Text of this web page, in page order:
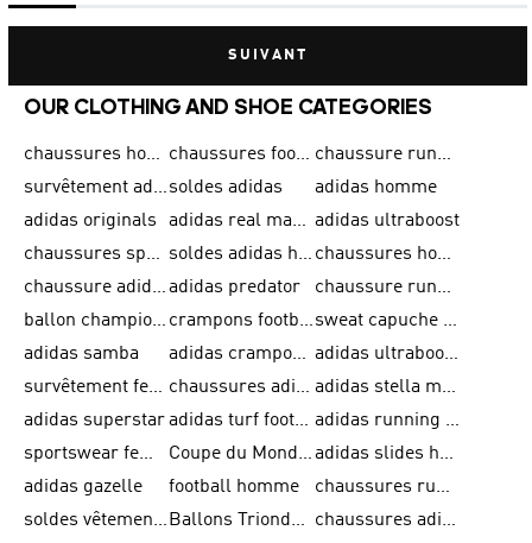
SUIVANT
OUR CLOTHING AND SHOE CATEGORIES
chaussures homme adidas original chaussures football adidas
chaussure running homme
survêtement adidas hommesoldes adidas
adidas homme
adidas originals
adidas real madrid adidas ultraboost
chaussures sport adidas
soldes adidas homme
chaussures homme adidas
chaussure adidas original adidas predator
chaussure running adidas femme
ballon champions league
crampons football adidas en promotion
sweat capuche adidas
adidas samba
adidas crampon terrain ferme
adidas ultraboost homme
survêtement femme adidas
chaussures adidas femme soldes
adidas stella mccartney
adidas superstar
adidas turf football shoes
adidas running adizero
sportswear femme
Coupe du Monde de la FIFA 26™
adidas slides homme
adidas gazelle
football homme
chaussures running adidas
soldes vêtements homme
Ballons Trionda de la Coupe du Monde de la FIFA 26™
chaussures adidas femme